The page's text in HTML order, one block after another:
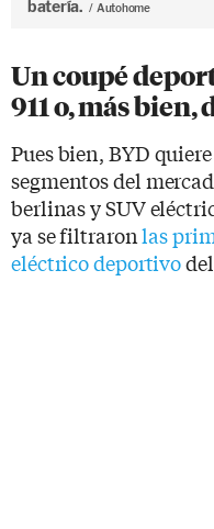
batería. Autohome
Un coupé
911 o, más
Pues bien, BYD
segmentos del
berlinas y SUV
ya se filtraronlas
eléctrico deportivo